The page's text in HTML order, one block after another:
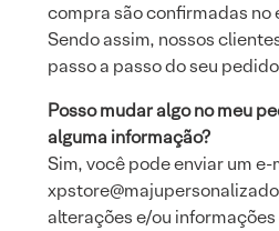
compra são confirmadas no
Sendo assim, nossos
passo a passo do seu
Posso mudar algo no meu
alguma informação?
Sim, você pode enviar um e-
alterações e/ou